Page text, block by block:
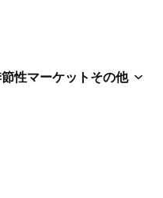
性マーケット その他